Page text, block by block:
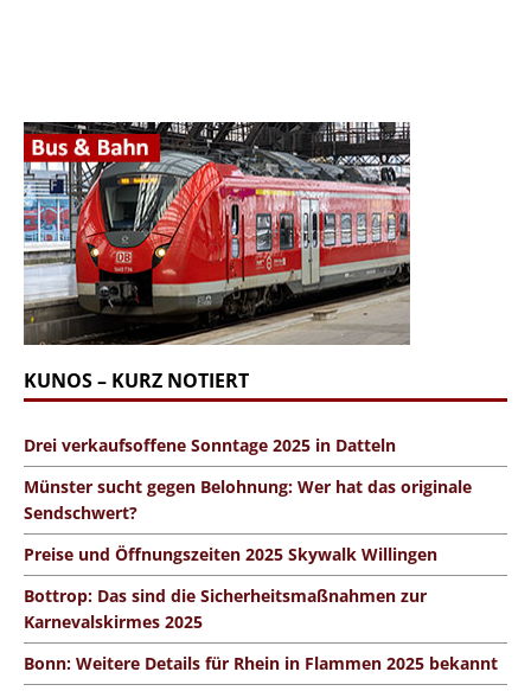
KUNOS – KURZ NOTIERT
Drei verkaufsoffene Sonntage 2025 in Datteln
Münster sucht gegen Belohnung: Wer hat das originale
Sendschwert?
Preise und Öffnungszeiten 2025 Skywalk Willingen
Bottrop: Das sind die Sicherheitsmaßnahmen zur
Karnevalskirmes 2025
Bonn: Weitere Details für Rhein in Flammen 2025 bekannt